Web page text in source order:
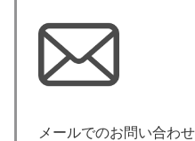
メールでのお問い合わ